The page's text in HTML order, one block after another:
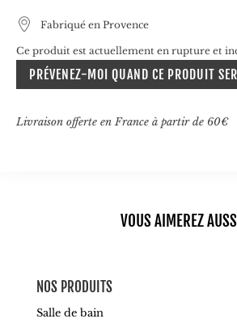
Fabriqué en Provence
Ce produit est actuellement en rupture et
PRÉVENEZ-MOI QUAND CE PRODUIT
Livraison offerte en France à partir de 60€
VOUS AIMEREZ AUSSI
NOS PRODUITS
Salle de bain